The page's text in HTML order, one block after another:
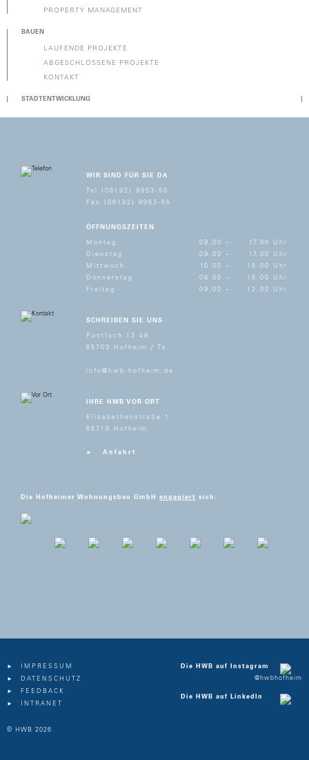
PROPERTY MANAGEMENT
BAUEN
LAUFENDE PROJEKTE
ABGESCHLOSSENE PROJEKTE
KONTAKT
STADTENTWICKLUNG
WIR SIND FÜR SIE DA
Tel (06192) 9953-50
Fax (06192) 9953-65
ÖFFNUNGSZEITEN
Montag 09.00 –
17.00 Uhr
Dienstag
09.00 –
17.00 Uhr
Mittwoch
10.00 –
18.00 Uhr
Donnerstag
08.00 –
16.00 Uhr
Freitag
09.00 – 12.00 Uhr
SCHREIBEN SIE UNS
Postfach 13 49
65703 Hofheim / Ts.
info@hwb-hofheim.de
IHRE HWB VOR ORT
Elisabethenstraße 1
65719 Hofheim
Anfahrt
Die Hofheimer Wohnungsbau GmbH engagiert sich:
Die HWB auf Instagram
@hwbhofheim
Die HWB auf LinkedIn
IMPRESSUM
DATENSCHUTZ
FEEDBACK
INTRANET
© HWB 2026